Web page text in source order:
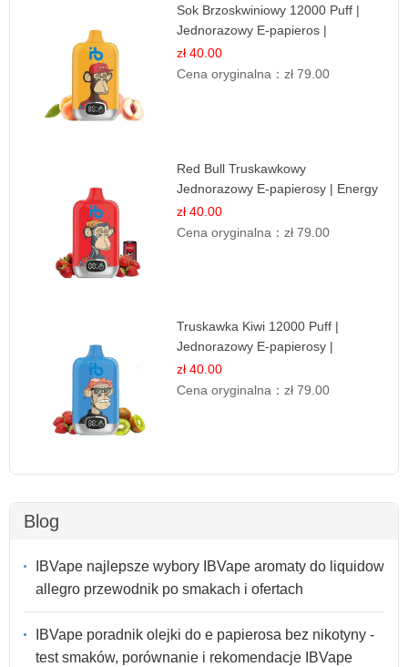
Sok Brzoskwiniowy 12000 Puff |
Jednorazowy E-papieros |
Owocowy Smak
zł 40.00
Cena oryginalna：zł 79.00
Red Bull Truskawkowy
Jednorazowy E-papierosy | Energy
Drink Smak
zł 40.00
Cena oryginalna：zł 79.00
Truskawka Kiwi 12000 Puff |
Jednorazowy E-papierosy |
Owocowa Mieszanka
zł 40.00
Cena oryginalna：zł 79.00
Blog
IBVape najlepsze wybory IBVape aromaty do liquidow
allegro przewodnik po smakach i ofertach
IBVape poradnik olejki do e papierosa bez nikotyny -
test smaków, porównanie i rekomendacje IBVape